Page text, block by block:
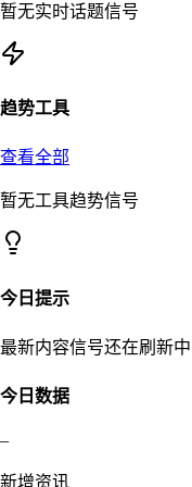
暂无实时话题信号
趋势工具
查看全部
暂无工具趋势信号
今日提示
最新内容信号还在刷新
今日数据
–
新增资讯